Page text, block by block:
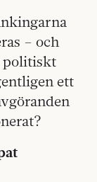
– och
politiskt
ett